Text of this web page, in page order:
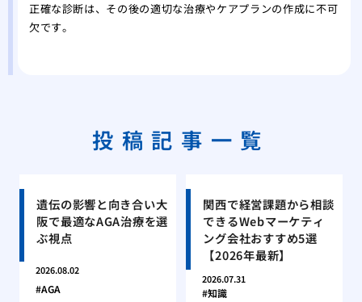
正確な診断は、その後の適切な治療やケアプランの作成に不可
欠です。
投稿記事一覧
遺伝の影響と向き合い大
阪で最適なAGA治療を選
ぶ視点
2026.08.02
AGA
関西で経営課題から相談
できるWebマーケティ
ング会社おすすめ5選
【2026年最新】
2026.07.31
知識